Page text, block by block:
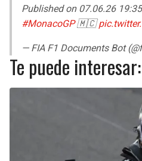
Published on 07.06.26
#MonacoGP🇲🇨
— FIA F1 Documents Bot
Te puede interesar: